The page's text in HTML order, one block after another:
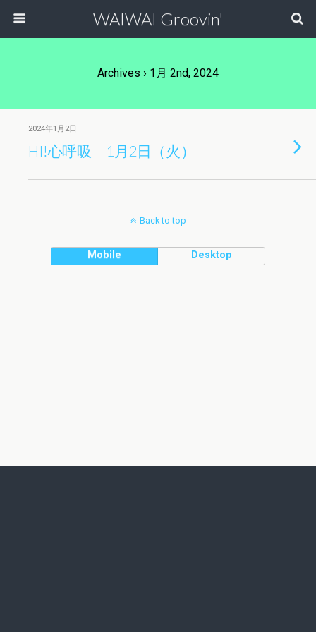
WAIWAI Groovin'
Archives › 1月 2nd, 2024
2024年1月2日
HI!心呼吸 1月2日（火）
Back to top
Mobile Desktop